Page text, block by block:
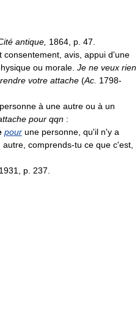
antique, 1864, p. 47.
consentement, avis, appui d'une
ou morale. Je ne veux rien
votre attache (Ac. 1798-
à une autre ou à un
pour qqn :
pour une personne, qu'il n'y a
comprends-tu ce que c'est,
1931, p. 237.